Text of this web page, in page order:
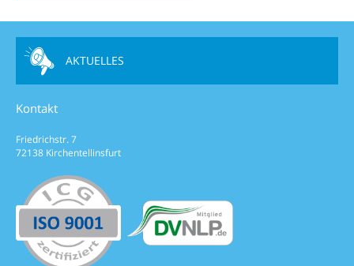
AKTUELLES
Kontakt
Friedrichstr. 7
72138 Kirchentellinsfurt